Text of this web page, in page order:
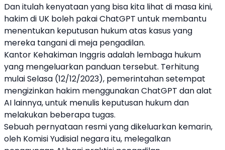
Dan itulah kenyataan yang bisa kita lihat di masa kini,
hakim di UK boleh pakai ChatGPT untuk membantu
menentukan keputusan hukum atas kasus yang
mereka tangani di meja pengadilan.
Kantor Kehakiman Inggris adalah lembaga hukum
yang mengeluarkan panduan tersebut. Terhitung
mulai Selasa (12/12/2023), pemerintahan setempat
mengizinkan hakim menggunakanChatGPT dan alat
AI lainnya, untuk menulis keputusan hukum dan
melakukan beberapa tugas.
Sebuah pernyataan resmi yang dikeluarkan kemarin,
oleh Komisi Yudisial negara itu, melegalkan